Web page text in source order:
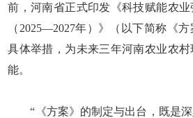
前，河南省正式印发《科技赋能农
（2025—2027年）》（以下简称《
具体举措，为未来三年河南农业农
能。
“《方案》的制定与出台，既是深